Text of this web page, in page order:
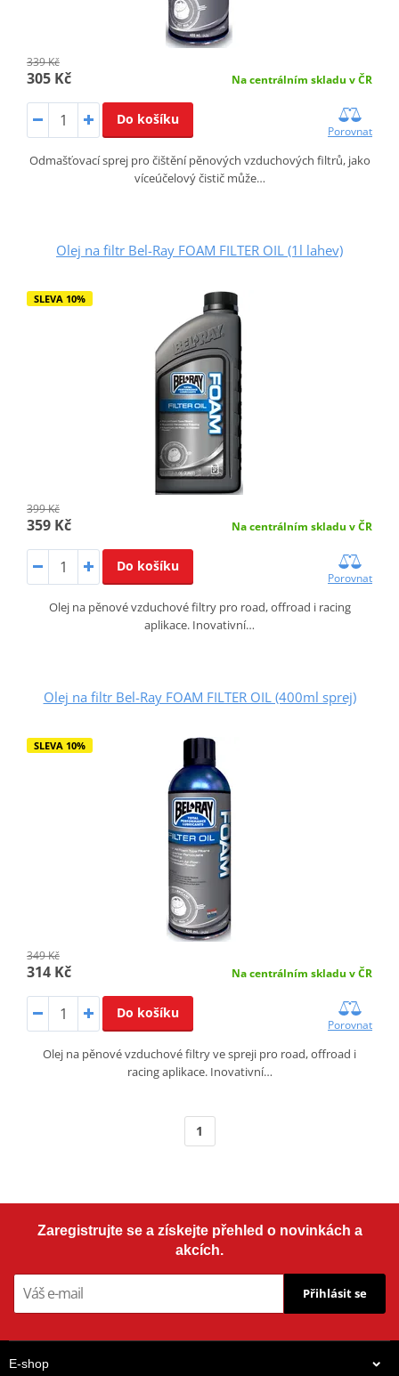
339 Kč
305 Kč Na centrálním skladu v ČR
Do košíku
Porovnat
Odmašťovací sprej pro čištění pěnových vzduchových filtrů, jako
víceúčelový čistič může…
Olej na filtr Bel-Ray FOAM FILTER OIL (1l lahev)
SLEVA 10%
399 Kč
359 Kč Na centrálním skladu v ČR
Do košíku
Porovnat
Olej na pěnové vzduchové filtry pro road, offroad i racing
aplikace. Inovativní…
Olej na filtr Bel-Ray FOAM FILTER OIL (400ml sprej)
SLEVA 10%
349 Kč
314 Kč Na centrálním skladu v ČR
Do košíku
Porovnat
Olej na pěnové vzduchové filtry ve spreji pro road, offroad i
racing aplikace. Inovativní…
1
Zaregistrujte se a získejte přehled o novinkách a
akcích.
Přihlásit se
E-shop